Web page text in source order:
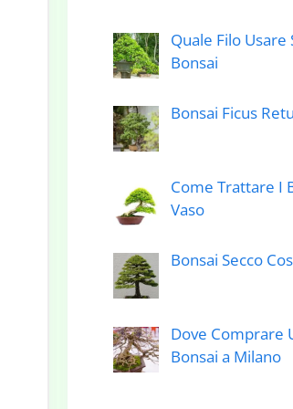
Quale Filo Usare
Bonsai
Bonsai Ficus
Come Trattare I
Vaso
Bonsai Secco
Dove Comprare
Bonsai a Milano